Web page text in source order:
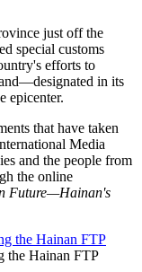
just off the
special customs
efforts to
in its
epicenter.
that have taken
Media
and the people from
the online
Future—Hainan's
the Hainan FTP